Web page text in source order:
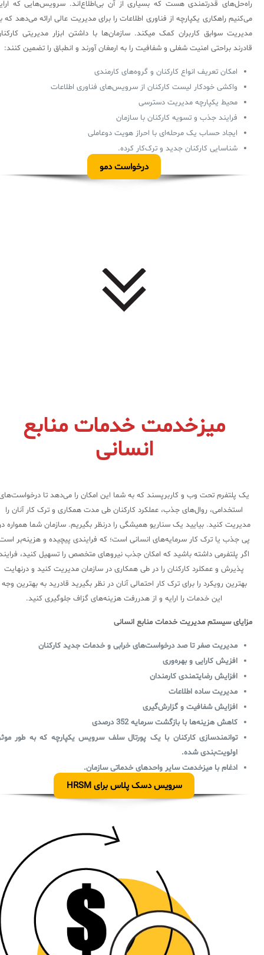
راه‌حل‌های قدرتمندی هست که بسیاری از آن بی‌اطلاع‌اند. سرویس‌هایی که
می‌کنیم راهکاری یکپارچه از فناوری اطلاعات را برای مدیریت عالی ارائه می‌دهد که
مدیریت سوابق کاربران کمک میکند. سازمان‌ها با داشتن ابزار مدیریتی
قادرند براحتی امنیت شغلی و شفافیت را به ارمغان آورند و انطباق را تضمین کنند:
امکان تعریف انواع کارکنان و گروه‌های کارمندی
واکشی خودکار لیست کارکنان از سرویس‌های فناوری اطلاعات
محیط یکپارچه مدیریت دسترسی
فرایند جذب و تسویه کارکنان با سازمان
ایجاد حساب یک مرحله‌ای با احراز هویت دوعاملی
شناسایی کارکنان جدید و ترک‌کار کرده.
درخواست دمو
میزخدمت خدمات منابع
انسانی
یک پلتفرم تحت وب و کاربرپسند که به شما این امکان را می‌دهد تا
استخدامی، روال‌های جذب، عملکرد کارکنان طی مدت همکاری و ترک کار آنان را
مدیریت کنید. بیایید یک سناریو همیشگی را درنظر بگیریم. سازمان شما همواره
پی جذب یا ترک کار سرمایه‌های انسانی است؛ که فرایندی پیچیده و هزینه‌بر
اگر پلتفرمی داشته باشید که امکان جذب نیروهای متخصص را تسهیل کنید،
پذیرش و عمکلرد کارکنان را در طی همکاری در سازمان مدیریت کنید و درنهایت
بهترین رویکرد را برای ترک کار احتمالی آنان در نظر بگیرید قادرید به بهترین وجه
این خدمات را ارایه و از هدررفت هزینه‌های گزاف جلوگیری کنید.
مزایای سیستم مدیریت خدمات منابع انسانی
مدیریت صفر تا صد درخواست‌های خرابی و خدمات جدید کارکنان
افزیش کارایی و بهره‌وری
افزایش رضایتمندی کارمندان
مدیریت ساده اطلاعات
افزایش شفافیت و گزارش‌گیری
کاهش هزینه‌ها با بازگشت سرمایه 352 درصدی
توانمندسازی کارکنان با یک پورتال سلف سرویس یکپارچه که به طور
اولویت‌بندی شده.
ادغام با میزخدمت سایر واحدهای خدماتی سازمان.
سرویس دسک پلاس برای HRSM